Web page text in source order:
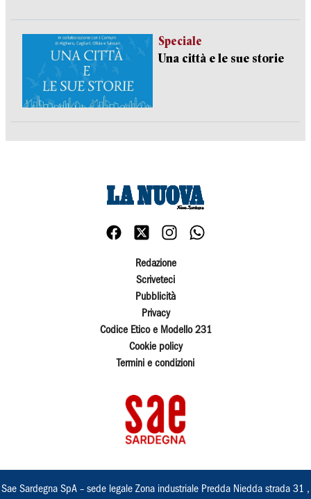
Speciale
Una città e le sue storie
Redazione
Scriveteci
Pubblicità
Privacy
Codice Etico e Modello 231
Cookie policy
Termini e condizioni
Sae Sardegna SpA – sede legale Zona industriale Predda Niedda strada 31 ,